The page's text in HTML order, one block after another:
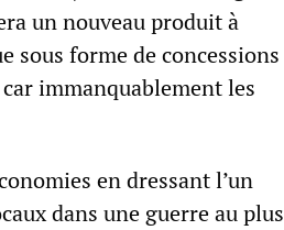
un nouveau produit à
sous forme de concessions
immanquablement les
en dressant l’un
dans une guerre au plus